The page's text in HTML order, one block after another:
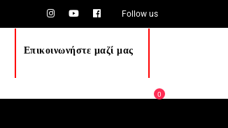
Follow us
Επικοινωνήστε μαζί μας
0